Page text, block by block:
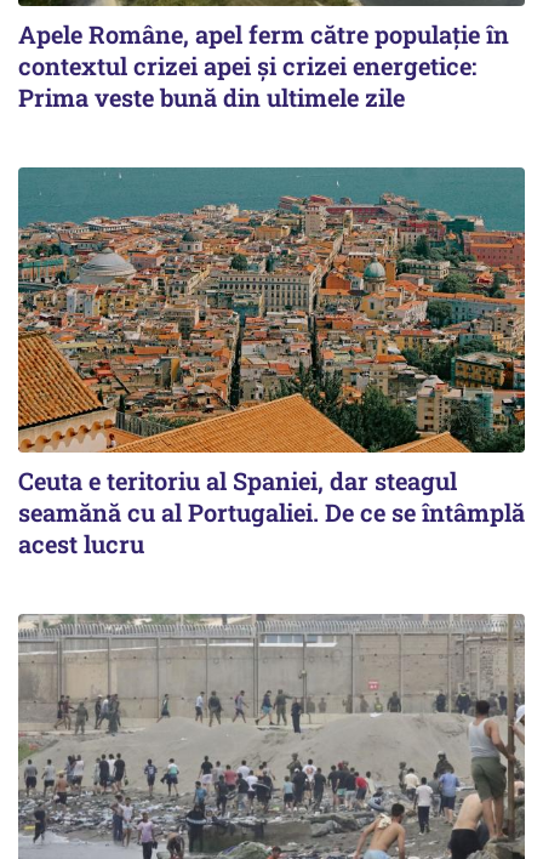
Apele Române, apel ferm către populație în
contextul crizei apei și crizei energetice:
Prima veste bună din ultimele zile
Ceuta e teritoriu al Spaniei, dar steagul
seamănă cu al Portugaliei. De ce se întâmplă
acest lucru